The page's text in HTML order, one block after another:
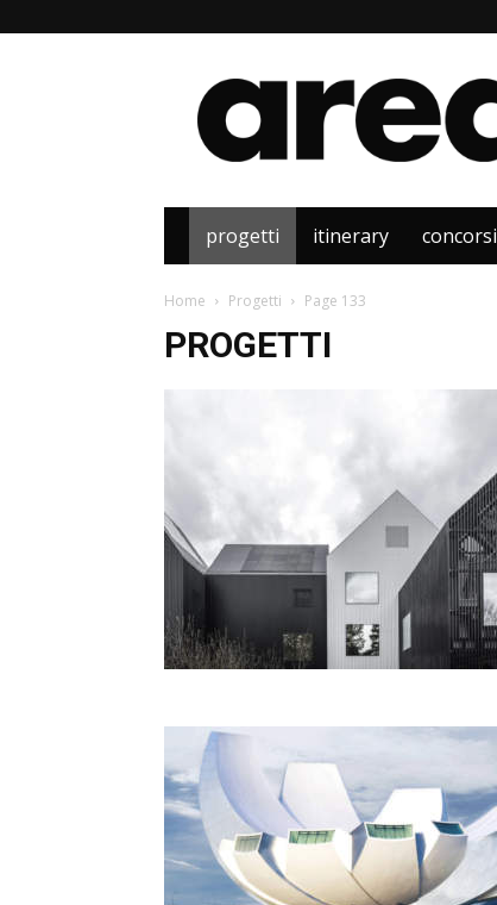
Area
progetti itinerary concorsi
Home Progetti Page 133
PROGETTI